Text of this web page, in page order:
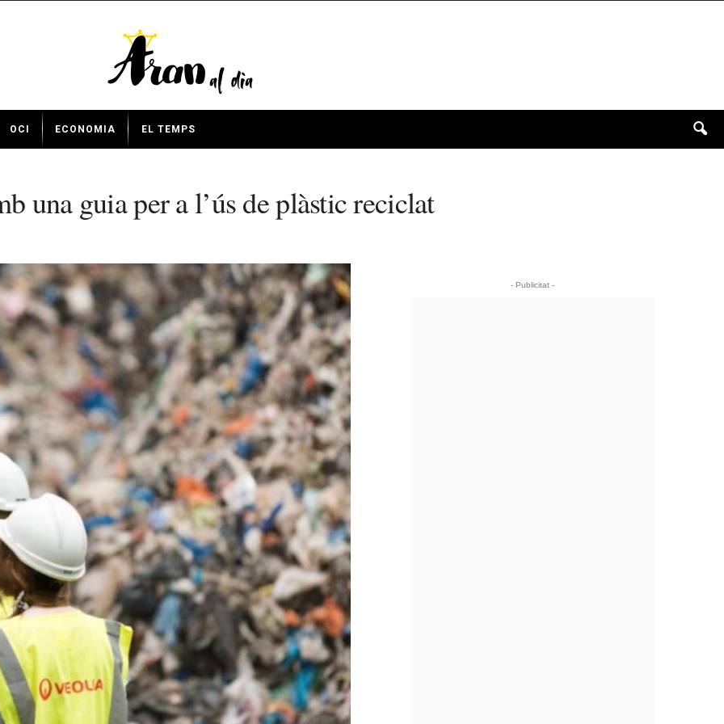
OCI ECONOMIA EL TEMPS
una guia per a l’ús de plàstic reciclat
- Publicitat -